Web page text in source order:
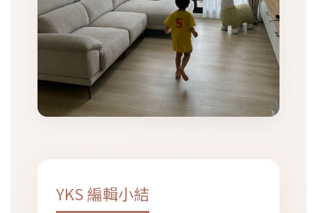
YKS 編輯小結